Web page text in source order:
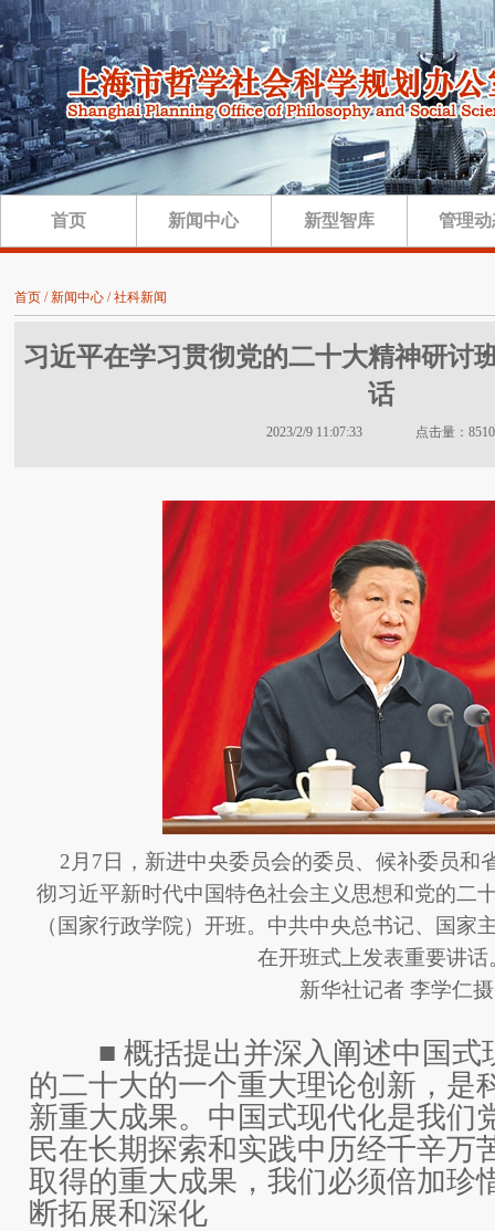
首页 新闻中心 新型智库 管理
首页 / 新闻中心 / 社科新闻
习近平在学习贯彻党的二十大精神研讨
话
2023/2/9 11:07:33 点击量：8510
2月7日，新进中央委员会的委员、候补委员和
彻习近平新时代中国特色社会主义思想和党的二
（国家行政学院）开班。中共中央总书记、国家
在开班式上发表重要讲话
新华社记者 李学仁摄
■ 概括提出并深入阐述中国式
的二十大的一个重大理论创新，是
新重大成果。中国式现代化是我们
民在长期探索和实践中历经千辛万
取得的重大成果，我们必须倍加珍
断拓展和深化